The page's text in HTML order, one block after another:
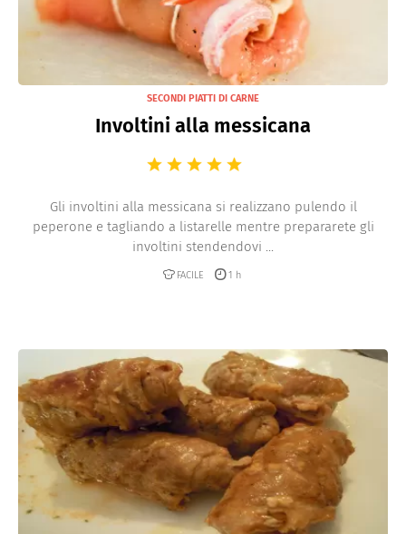
SECONDI PIATTI DI CARNE
Involtini alla messicana
Gli involtini alla messicana si realizzano pulendo il
peperone e tagliando a listarelle mentre prepararete gli
involtini stendendovi ...
FACILE 1 h